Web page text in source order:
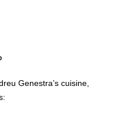
Genestra’s cuisine,